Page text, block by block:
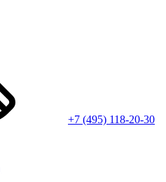
+7 (495) 118-20-30